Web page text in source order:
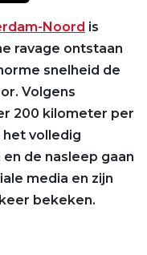
Noord is
ravage ontstaan
snelheid de
Volgens
200 kilometer per
volledig
de nasleep gaan
media en zijn
bekeken.